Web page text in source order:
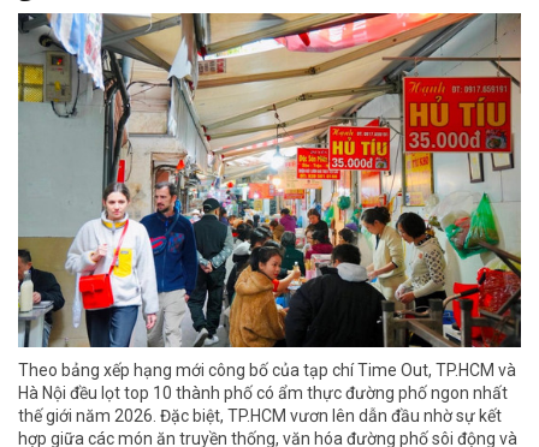
Theo bảng xếp hạng mới công bố của tạp chí Time Out, TP.HCM và
Hà Nội đều lọt top 10 thành phố có ẩm thực đường phố ngon nhất
thế giới năm 2026. Đặc biệt, TP.HCM vươn lên dẫn đầu nhờ sự kết
hợp giữa các món ăn truyền thống, văn hóa đường phố sôi động và